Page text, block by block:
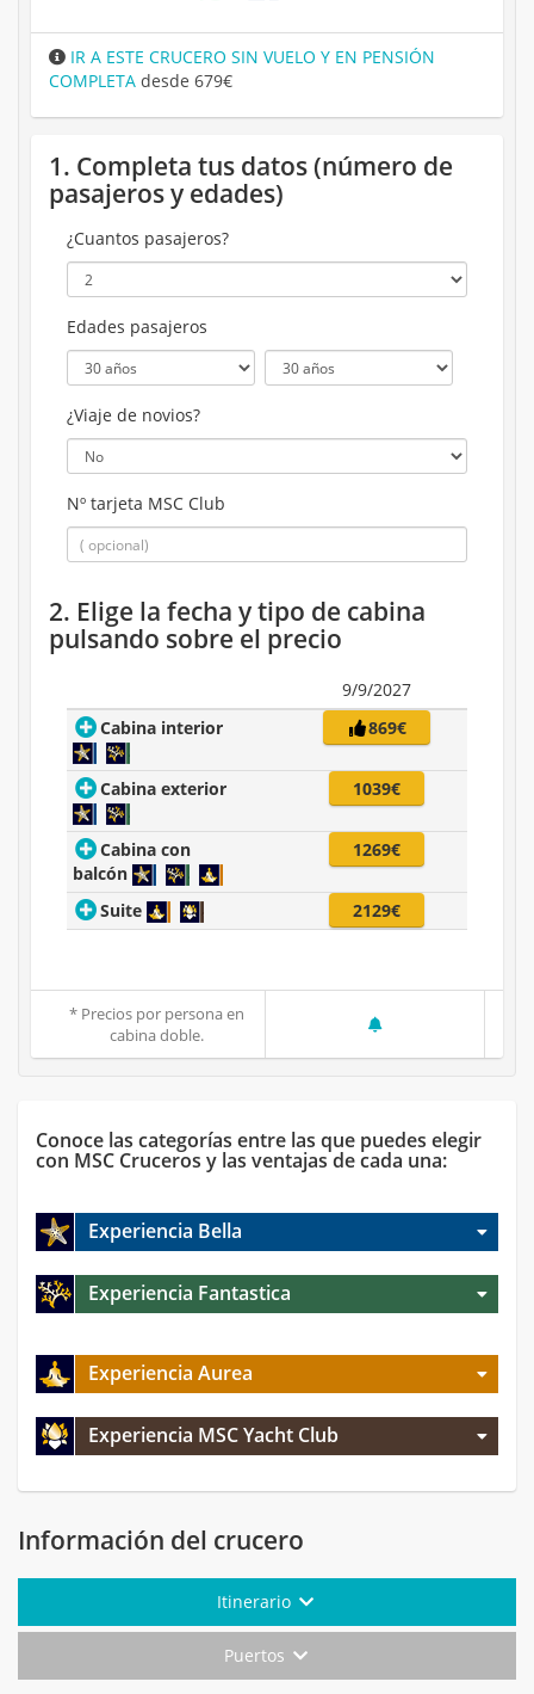
IR A ESTE CRUCERO SIN VUELO Y EN PENSIÓN
COMPLETA desde 679€
1. Completa tus datos (número de
pasajeros y edades)
¿Cuantos pasajeros?
Edades pasajeros
¿Viaje de novios?
Nº tarjeta MSC Club
2. Elige la fecha y tipo de cabina
pulsando sobre el precio
9/9/2027
Cabina interior
869€
Cabina exterior 1039€
Cabina con
balcón
1269€
Suite 2129€
* Precios por persona en
cabina doble.
Conoce las categorías entre las que puedes elegir
con MSC Cruceros y las ventajas de cada una:
Experiencia Bella
Experiencia Fantastica
Experiencia Aurea
Experiencia MSC Yacht Club
Información del crucero
Itinerario
Puertos